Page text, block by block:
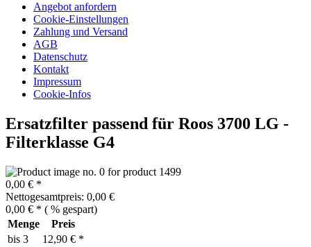
Angebot anfordern
Cookie-Einstellungen
Zahlung und Versand
AGB
Datenschutz
Kontakt
Impressum
Cookie-Infos
Ersatzfilter passend für Roos 3700 LG -
Filterklasse G4
0,00 € *
Nettogesamtpreis: 0,00 €
0,00 € * ( % gespart)
Menge
Preis
bis 3
12,90 € *